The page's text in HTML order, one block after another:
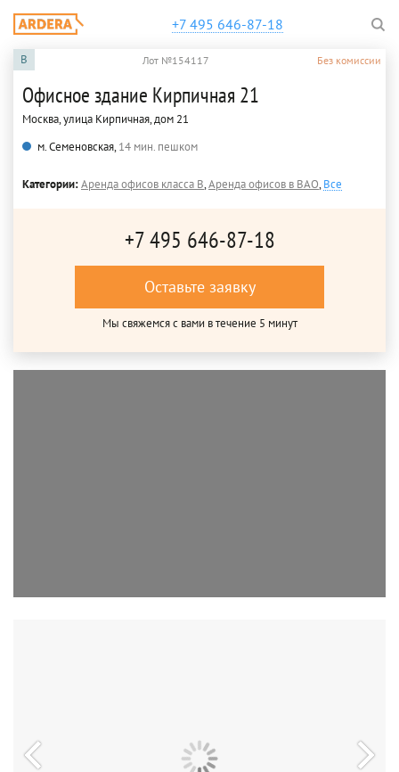
+7 495 646-87-18
B Лот №154117 Без комиссии
Офисное здание Кирпичная 21
Москва, улица Кирпичная, дом 21
м. Семеновская,14 мин. пешком
Категории:Аренда офисов класса B,Аренда офисов в ВАО,Все
+7 495 646-87-18
Оставьте заявку
Мы свяжемся с вами в течение 5 минут